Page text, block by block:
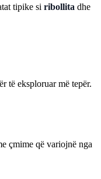
tipike si ribollita dhe
të eksploruar më tepër.
çmime që variojnë nga